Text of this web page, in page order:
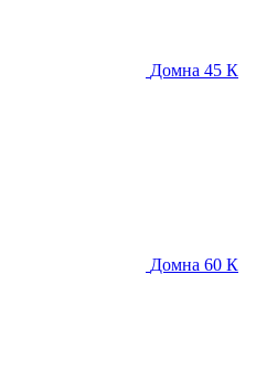
Домна 45 К
Домна 60 К